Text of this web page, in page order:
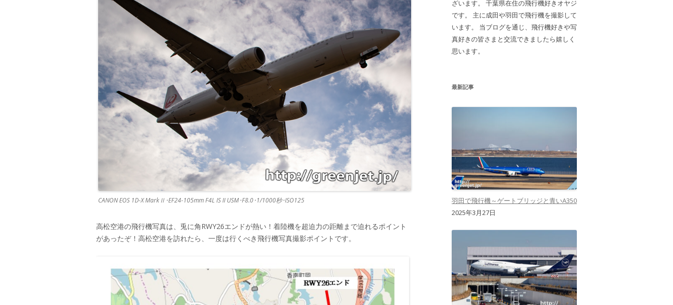
CANON EOS 1D-X MarkⅡ･EF24-105mm F4L IS II USM･F8.0･1/1000秒･ISO125
高松空港の飛行機写真は、兎に角RWY26エンドが熱い！着陸機を超迫力の距離まで迫れるポイント
があったぞ！高松空港を訪れたら、一度は行くべき飛行機写真撮影ポイントです。
ざいます。 千葉県在住の飛行機好きオヤジ
です。 主に成田や羽田で飛行機を撮影して
います。 当ブログを通じ、飛行機好きや写
真好きの皆さまと交流できましたら嬉しく
思います。
最新記事
羽田で飛行機～ゲートブリッジと青いA350
2025年3月27日